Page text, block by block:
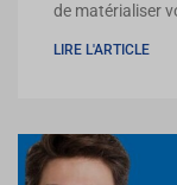
de matérialiser
LIRE L'ARTICLE